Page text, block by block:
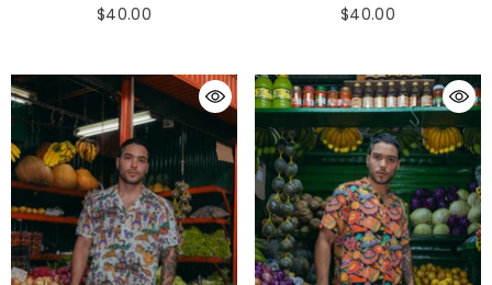
$40.00 $40.00